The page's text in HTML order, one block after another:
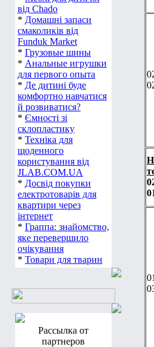
від Chado
* Домашні запаси
смаколиків від
Funduk Market
* Грузовые шины
* Анальные игрушки
для первого опыта
* Де дитині буде
комфортно навчатися
й розвиватися?
* Ємності зі
склопластику
* Техніка для
щоденного
користування від
JLAB.COM.UA
* Досвід покупки
електротоварів для
квартири через
інтернет
* Граппа: знайомство,
яке перевершило
очікування
* Товари для тварин
Рассылка от
партнеров